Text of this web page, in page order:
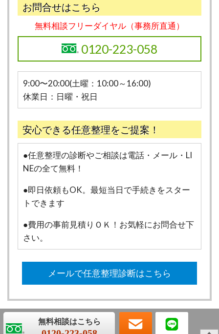
お問合せはこちら
無料相談フリーダイヤル（事務所直通）
0120-223-058
9:00〜20:00(土曜：10:00～16:00)
休業日：日曜・祝日
安心できる任意整理をご提案！
●任意整理の診断やご相談は電話・メール・LI
NEの全て無料！
●即日依頼もOK。最短当日で手続きをスター
トできます
●費用の事前見積りＯＫ！お気軽にお問合せ下
さい。
メールで任意整理診断はこちら